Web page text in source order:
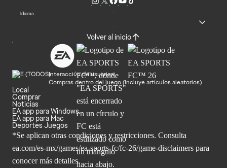
Idioma
Volver al inicio
Interacción de usuarios
Compras dentro del juego (Incluye artículos aleatorios)
Local
Comprar
Noticias
EA app para Windows
EA app para Mac
Deportes Juegos
*Se aplican otras condiciones y restricciones. Consulta
ea.com/es-mx/games/ea-sports-fc/fc-26/game-disclaimers para
conocer más detalles.